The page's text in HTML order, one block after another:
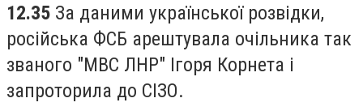
12.35 За даними української розвідки,
російська ФСБ арештувала очільника так
званого "МВС ЛНР" Ігоря Корнета і
запроторила до СІЗО.